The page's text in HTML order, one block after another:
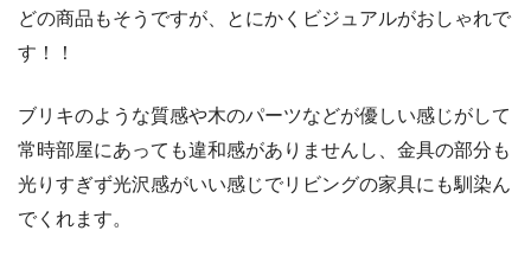
どの商品もそうですが、とにかくビジュアルがおしゃれで
す！！
ブリキのような質感や木のパーツなどが優しい感じがして
常時部屋にあっても違和感がありませんし、金具の部分も
光りすぎず光沢感がいい感じでリビングの家具にも馴染ん
でくれます。